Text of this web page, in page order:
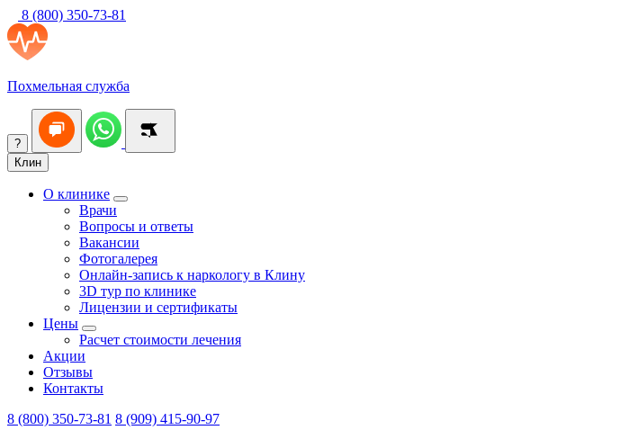
8 (800) 350-73-81
Похмельная служба
?
Клин
О клинике
Врачи
Вопросы и ответы
Вакансии
Фотогалерея
Онлайн-запись к наркологу в Клину
3D тур по клинике
Лицензии и сертификаты
Цены
Расчет стоимости лечения
Акции
Отзывы
Контакты
8 (800) 350-73-81 8 (909) 415-90-97